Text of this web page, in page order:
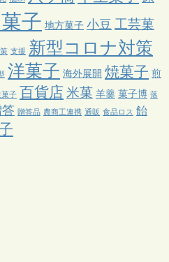
子 地方菓子 小豆 工芸菓
支援 新型コロナ対策
洋菓子 海外展開 焼菓子 煎
菓子 百貨店 米菓 羊羹 菓子博 落
贈答品 農商工連携 通販 食品ロス 飴